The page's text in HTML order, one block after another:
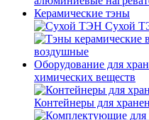
Керамические тэны
Сухой
воздушные
Оборудование для
химических веществ
Контейнеры для